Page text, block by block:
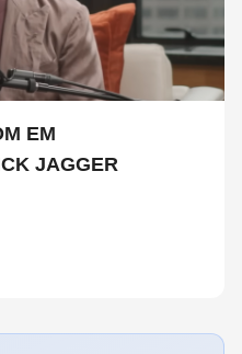
EM
JAGGER